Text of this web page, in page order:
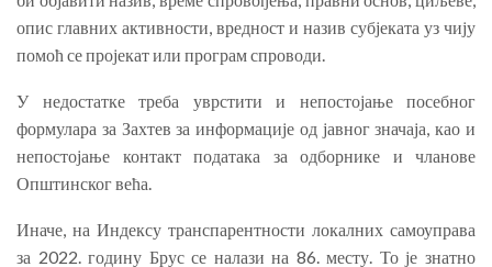
опис главних активности, вредност и назив субјеката уз чију
помоћ се пројекат или програм спроводи.
У недостатке треба уврстити и непостојање посебног
формулара за Захтев за информације од јавног значаја, као и
непостојање контакт података за одборнике и чланове
Општинског већа.
Иначе, на Индексу транспарентности локалних самоуправа
за 2022. годину Брус се налази на 86. месту. То је знатно